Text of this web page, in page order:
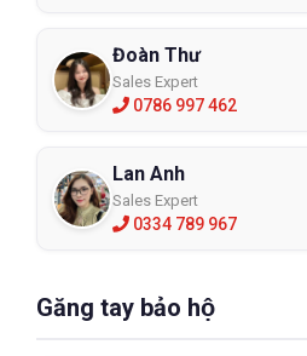
Đoàn Thư
Sales Expert
0786 997 462
Lan Anh
Sales Expert
0334 789 967
Găng tay bảo hộ